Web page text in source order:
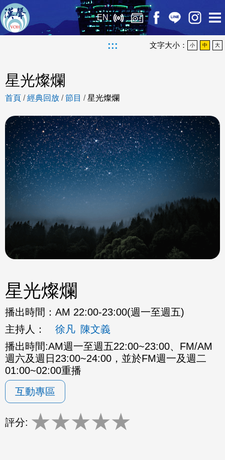
EN
::: 文字大小： 小 中 大
星光燦爛
首頁 /經典回放 /節目 /星光燦爛
星光燦爛
播出時間： AM 22:00-23:00(週一至週五)
主持人：
徐凡 陳文義
播出時間:AM週一至週五22:00~23:00、FM/AM
週六及週日23:00~24:00，並於FM週一及週二
01:00~02:00重播
互動專區
評分: ★★★★★